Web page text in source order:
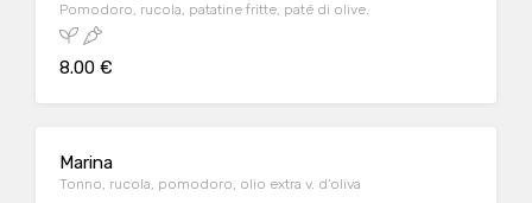
Pomodoro, rucola, patatine fritte, paté di olive.
8.00 €
Marina
Tonno, rucola, pomodoro, olio extra v. d'oliva